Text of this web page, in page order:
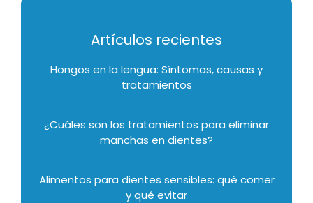
Artículos recientes
Hongos en la lengua: Síntomas, causas y
tratamientos
¿Cuáles son los tratamientos para eliminar
manchas en dientes?
Alimentos para dientes sensibles: qué comer
y qué evitar